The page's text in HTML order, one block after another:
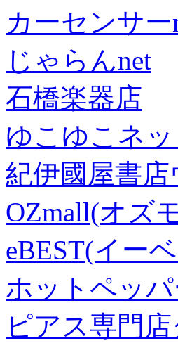
カーセンサー
じゃらんnet
石橋楽器店
ゆこゆこネッ
紀伊國屋書
OZmall(オズ
eBEST(イー
ホットペッ
ピアス専門